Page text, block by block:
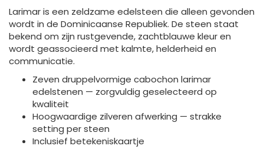
Larimar is een zeldzame edelsteen die alleen gevonden
wordt in de Dominicaanse Republiek. De steen staat
bekend om zijn rustgevende, zachtblauwe kleur en
wordt geassocieerd met kalmte, helderheid en
communicatie.
Zeven druppelvormige cabochon larimar
edelstenen — zorgvuldig geselecteerd op
kwaliteit
Hoogwaardige zilveren afwerking — strakke
setting per steen
Inclusief betekeniskaartje